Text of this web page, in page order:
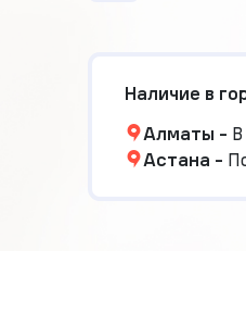
Наличие в
Алматы - В
Астана -